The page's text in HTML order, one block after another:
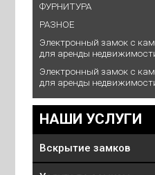
ФУРНИТУРА
РАЗНОЕ
Электронный замок с
для аренды
Электронный замок с
для аренды
НАШИ УСЛУГИ
Вскрытие замков